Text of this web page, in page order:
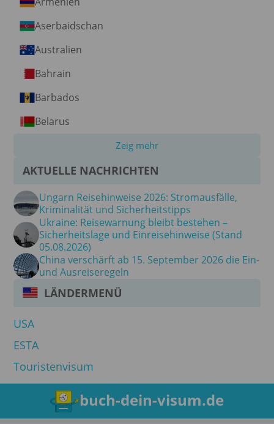
Aserbaidschan
Australien
Bahrain
Barbados
Belarus
Zeig mehr
AKTUELLE NACHRICHTEN
Ungarn Reisehinweise 2026: Stromausfälle,
Kriminalität und Sicherheitstipps
Ukraine: Reisewarnung bleibt bestehen –
Sicherheitslage und Einreisehinweise (Stand
05.08.2026)
China verschärft ab 15. September 2026 die Ein-
und Ausreiseregeln
LÄNDERMENÜ
USA
ESTA
Touristenvisum
buch-dein-visum.de